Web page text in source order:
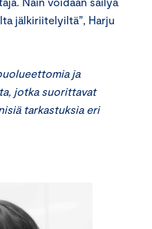
jälkiriitelyiltä”, Harju
ja
jotka suorittavat
tarkastuksia eri